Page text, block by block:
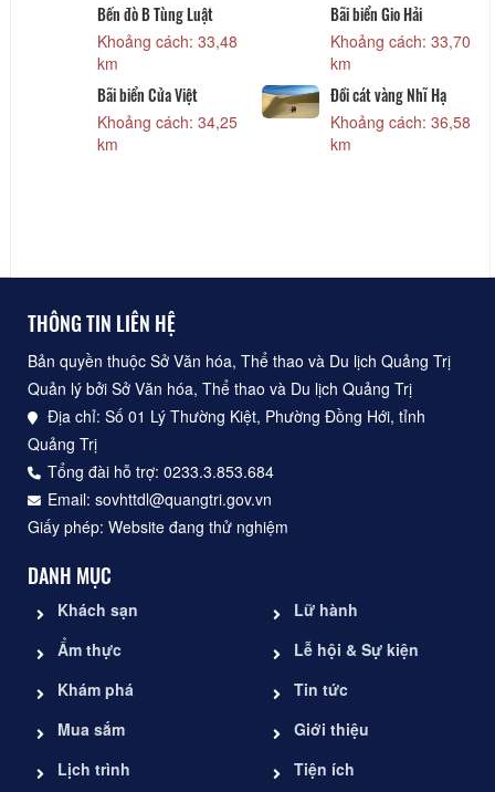
Bến đò B Tùng Luật
Khoảng cách: 33,48
km
Bãi biển Gio Hải
Khoảng cách: 33,70
km
Bãi biển Cửa Việt
Khoảng cách: 34,25
km
Đồi cát vàng Nhĩ Hạ
Khoảng cách: 36,58
km
THÔNG TIN LIÊN HỆ
Bản quyền thuộc Sở Văn hóa, Thể thao và Du lịch Quảng Trị
Quản lý bởi Sở Văn hóa, Thể thao và Du lịch Quảng Trị
Địa chỉ: Số 01 Lý Thường Kiệt, Phường Đồng Hới, tỉnh
Quảng Trị
Tổng đài hỗ trợ: 0233.3.853.684
Email: sovhttdl@quangtri.gov.vn
Giấy phép: Website đang thử nghiệm
DANH MỤC
Khách sạn
Ẩm thực
Khám phá
Mua sắm
Lịch trình
Lữ hành
Lễ hội & Sự kiện
Tin tức
Giới thiệu
Tiện ích